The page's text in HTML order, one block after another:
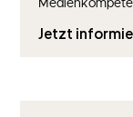
Jetzt